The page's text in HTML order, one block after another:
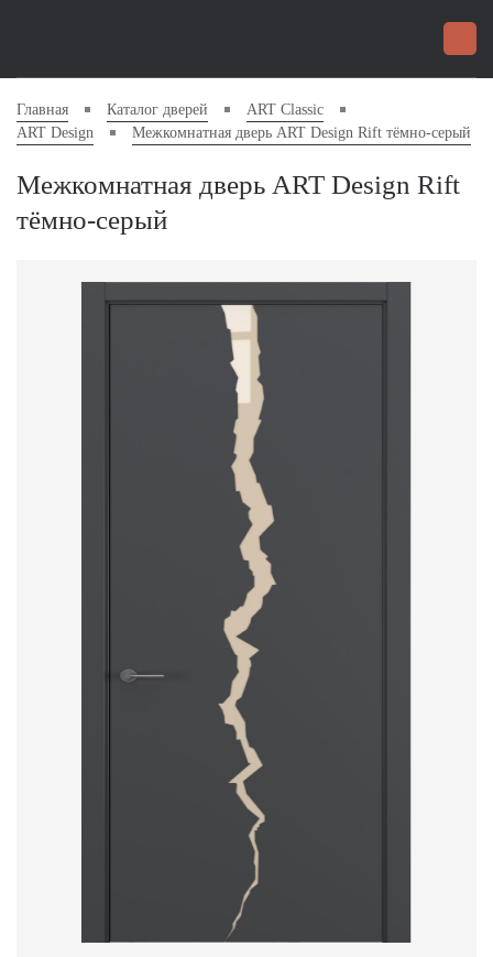
Главная Каталог дверей
ART Classic
ART Design
Межкомнатная дверь ART Design Rift тёмно-серый
Межкомнатная дверь ART Design Rift
тёмно-серый